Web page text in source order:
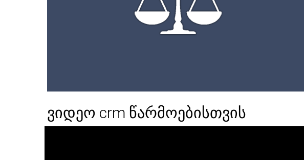
ვიდეო crm წარმოებისთვის